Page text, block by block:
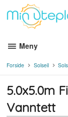
innholdet
Meny
Forside Solseil
5.0x5.0m
Vanntett